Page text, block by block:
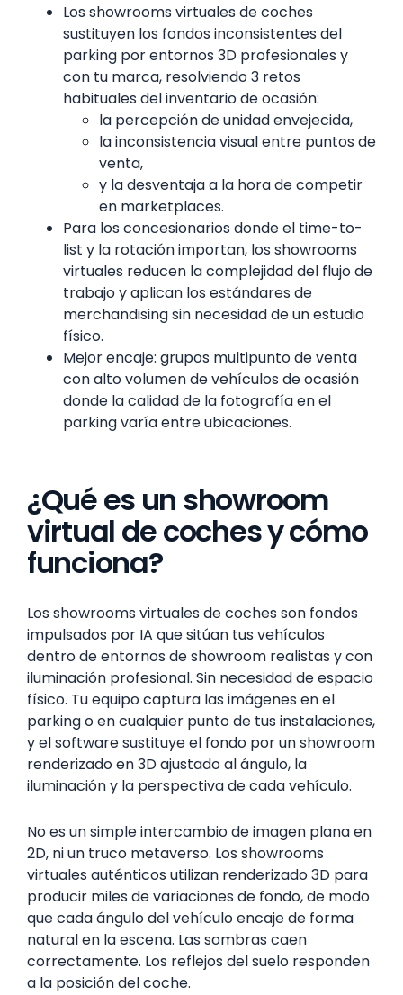
Los showrooms virtuales de coches
sustituyen los fondos inconsistentes del
parking por entornos 3D profesionales y
con tu marca, resolviendo 3 retos
habituales del inventario de ocasión:
la percepción de unidad envejecida,
la inconsistencia visual entre puntos de
venta,
y la desventaja a la hora de competir
en marketplaces.
Para los concesionarios donde el time-to-
list y la rotación importan, los showrooms
virtuales reducen la complejidad del flujo de
trabajo y aplican los estándares de
merchandising sin necesidad de un estudio
físico.
Mejor encaje: grupos multipunto de venta
con alto volumen de vehículos de ocasión
donde la calidad de la fotografía en el
parking varía entre ubicaciones.
¿Qué es un showroom
virtual de coches y cómo
funciona?
Los showrooms virtuales de coches son fondos
impulsados por IA que sitúan tus vehículos
dentro de entornos de showroom realistas y con
iluminación profesional. Sin necesidad de espacio
físico. Tu equipo captura las imágenes en el
parking o en cualquier punto de tus instalaciones,
y el software sustituye el fondo por un showroom
renderizado en 3D ajustado al ángulo, la
iluminación y la perspectiva de cada vehículo.
No es un simple intercambio de imagen plana en
2D, ni un truco metaverso. Los showrooms
virtuales auténticos utilizan renderizado 3D para
producir miles de variaciones de fondo, de modo
que cada ángulo del vehículo encaje de forma
natural en la escena. Las sombras caen
correctamente. Los reflejos del suelo responden
a la posición del coche.